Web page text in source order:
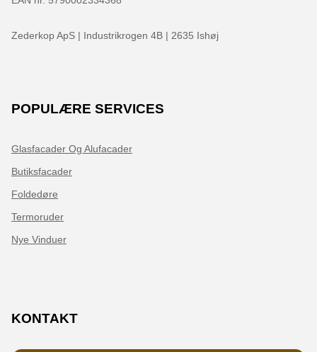
Zederkop ApS | Industrikrogen 4B | 2635 Ishøj
POPULÆRE SERVICES
Glasfacader Og Alufacader
Butiksfacader
Foldedøre
Termoruder
Nye Vinduer
KONTAKT